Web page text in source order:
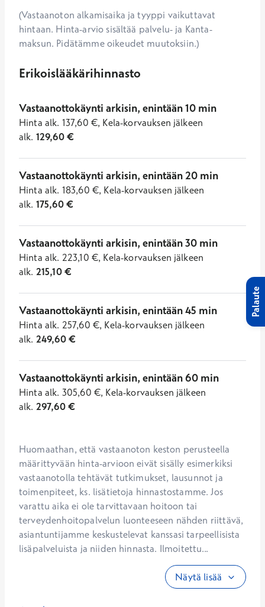
(Vastaanoton alkamisaika ja tyyppi vaikuttavat
hintaan. Hinta-arvio sisältää palvelu- ja Kanta-
maksun. Pidätämme oikeudet muutoksiin.)
Erikoislääkärihinnasto
Vastaanottokäynti arkisin, enintään 10 min
Hinta alk. 137,60 €, Kela-korvauksen jälkeen
alk. 129,60€
Vastaanottokäynti arkisin, enintään 20 min
Hinta alk. 183,60 €, Kela-korvauksen jälkeen
alk. 175,60€
Vastaanottokäynti arkisin, enintään 30 min
Hinta alk. 223,10 €, Kela-korvauksen jälkeen
alk. 215,10€
Vastaanottokäynti arkisin, enintään 45 min
Hinta alk. 257,60 €, Kela-korvauksen jälkeen
alk. 249,60€
Vastaanottokäynti arkisin, enintään 60 min
Hinta alk. 305,60 €, Kela-korvauksen jälkeen
alk. 297,60€
Huomaathan, että vastaanoton keston perusteella
määrittyvään hinta-arvioon eivät sisälly esimerkiksi
vastaanotolla tehtävät tutkimukset, lausunnot ja
toimenpiteet, ks. lisätietoja hinnastostamme. Jos
varattu aika ei ole tarvittavaan hoitoon tai
terveydenhoitopalvelun luonteeseen nähden riittävä,
asiantuntijamme keskustelevat kanssasi tarpeellisista
lisäpalveluista ja niiden hinnasta. Ilmoitettu...
Näytä lisää
Palaute